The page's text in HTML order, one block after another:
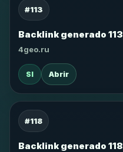
#113
Backlink generado 113
4geo.ru
SI Abrir
#118
Backlink generado 118